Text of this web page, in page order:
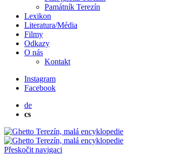
Památník Terezín
Lexikon
Literatura/Média
Filmy
Odkazy
O nás
Kontakt
Instagram
Facebook
de
cs
Přeskočit navigaci